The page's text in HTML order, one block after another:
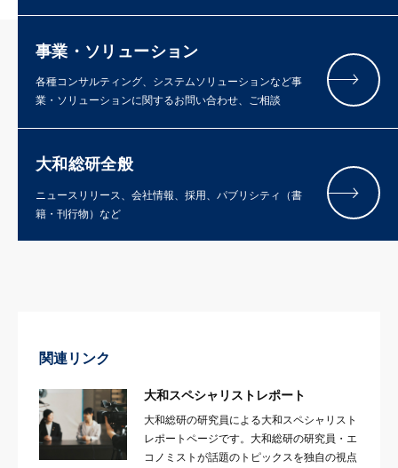
事業・ソリューション
各種コンサルティング、システムソリューションなど事
業・ソリューションに関するお問い合わせ、ご相談
大和総研全般
ニュースリリース、会社情報、採用、パブリシティ（書
籍・刊行物）など
関連リンク
大和スペシャリストレポート
大和総研の研究員による大和スペシャリスト
レポートページです。大和総研の研究員・エ
コノミストが話題のトピックスを独自の視点